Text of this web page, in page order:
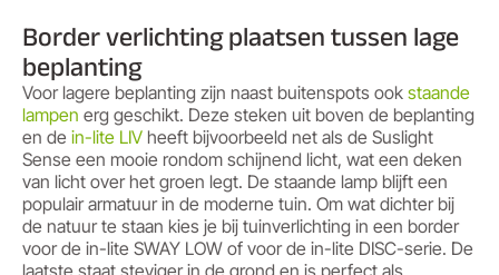
Border verlichting plaatsen tussen lage
beplanting
Voor lagere beplanting zijn naast buitenspots ook staande
lampen erg geschikt. Deze steken uit boven de beplanting
en de in-lite LIV heeft bijvoorbeeld net als de Suslight
Sense een mooie rondom schijnend licht, wat een deken
van licht over het groen legt. De staande lamp blijft een
populair armatuur in de moderne tuin. Om wat dichter bij
de natuur te staan kies je bij tuinverlichting in een border
voor de in-lite SWAY LOW of voor de in-lite DISC-serie. De
laatste staat steviger in de grond en is perfect als